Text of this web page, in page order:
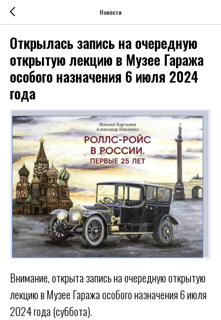
Новости
Открылась запись на очередную
открытую лекцию в Музее Гаража
особого назначения 6 июля 2024
года
Внимание, открыта запись на очередную открытую
лекцию в Музее Гаража особого назначения 6 июля
2024 года (суббота).